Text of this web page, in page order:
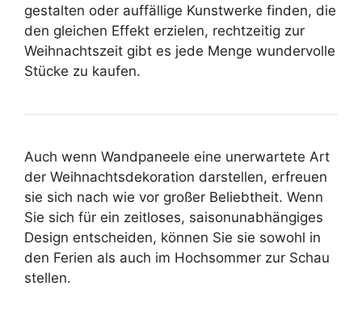
gestalten oder auffällige Kunstwerke finden, die
den gleichen Effekt erzielen, rechtzeitig zur
Weihnachtszeit gibt es jede Menge wundervolle
Stücke zu kaufen.
Auch wenn Wandpaneele eine unerwartete Art
der Weihnachtsdekoration darstellen, erfreuen
sie sich nach wie vor großer Beliebtheit. Wenn
Sie sich für ein zeitloses, saisonunabhängiges
Design entscheiden, können Sie sie sowohl in
den Ferien als auch im Hochsommer zur Schau
stellen.